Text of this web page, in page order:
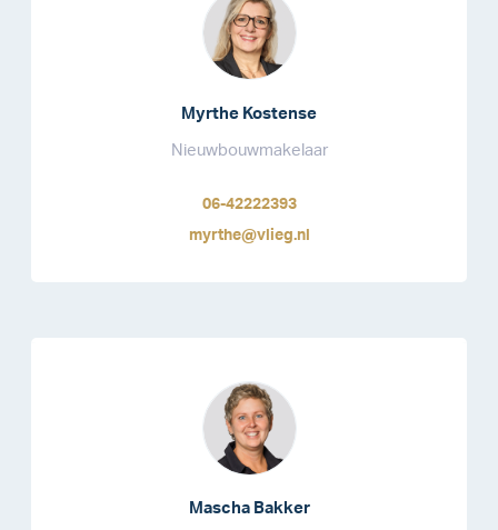
Myrthe Kostense
Nieuwbouwmakelaar
06-42222393
myrthe@vlieg.nl
Mascha Bakker